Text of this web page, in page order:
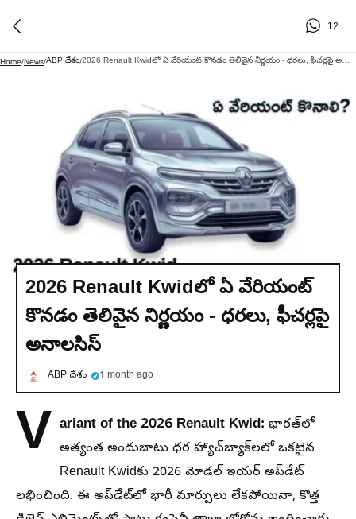
12
Home/News/ABP దేశం/
2026 Renault Kwidలో ఏ వేరియంట్‌
కొనడం తెలివైన నిర్ణయం - ధరలు, ఫీచర్లపై
అనాలసిస్‌
ABP దేశం 1 month ago
V ariant of the 2026 Renault Kwid: భారత్‌లో
అత్యంత అందుబాటు ధర హ్యాచ్‌బ్యాక్‌లలో ఒకటైన
Renault Kwidకు 2026 మోడల్ ఇయర్ అప్‌డేట్
లభించింది. ఈ అప్‌డేట్‌లో భారీ మార్పులు లేకపోయినా, కొత్త